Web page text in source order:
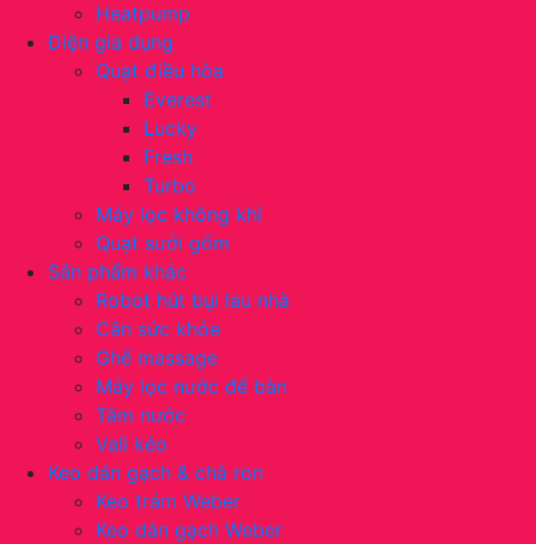
Heatpump
Điện gia dụng
Quạt điều hòa
Everest
Lucky
Fresh
Turbo
Máy lọc không khí
Quạt sưởi gốm
Sản phẩm khác
Robot hút bụi lau nhà
Cân sức khỏe
Ghế massage
Máy lọc nước để bàn
Tăm nước
Vali kéo
Keo dán gạch & chà ron
Keo trám Weber
Keo dán gạch Weber